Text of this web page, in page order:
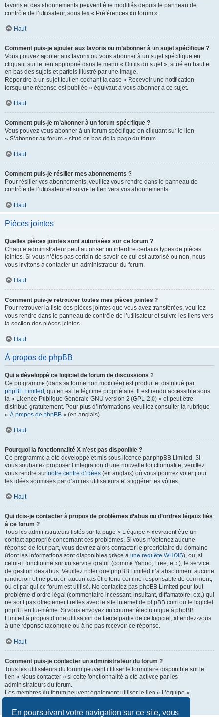
En poursuivant votre navigation sur ce site, vous
favoris et des abonnements peuvent être modifiés depuis le panneau de
contrôle de l’utilisateur, sous les « Préférences du forum ».
Haut
Comment puis-je ajouter aux favoris ou m’abonner à un sujet spécifique ?
Vous pouvez ajouter aux favoris ou vous abonner à un sujet spécifique en
cliquant sur le lien approprié dans le menu « Outils du sujet », situé en haut et
en bas des sujets et parfois illustré par une image.
Répondre à un sujet tout en cochant la case « Recevoir une notification
lorsqu’une réponse est publiée » équivaut à vous abonner à ce sujet.
Haut
Comment puis-je m’abonner à un forum spécifique ?
Vous pouvez vous abonner à un forum spécifique en cliquant sur le lien
« S’abonner au forum » situé en bas de la page du forum.
Haut
Comment puis-je résilier mes abonnements ?
Pour résilier vos abonnements, veuillez vous rendre dans le panneau de
contrôle de l’utilisateur et suivre le lien vers vos abonnements.
Haut
Pièces jointes
Quelles pièces jointes sont autorisées sur ce forum ?
Chaque administrateur peut autoriser ou interdire certains types de pièces
jointes. Si vous n’êtes pas certain de savoir ce qui est autorisé ou non, nous
vous invitons à contacter un administrateur du forum.
Haut
Comment puis-je retrouver toutes mes pièces jointes ?
Pour retrouver la liste des pièces jointes que vous avez transférées, veuillez
vous rendre dans le panneau de contrôle de l’utilisateur et suivre les liens vers
la section des pièces jointes.
Haut
À propos de phpBB
Qui a développé ce logiciel de forum de discussions ?
Ce programme (dans sa forme non modifiée) est produit et distribué par
phpBB Limited , qui en est le légitime propriétaire. Il est rendu accessible sous
la « Licence Publique Générale GNU version 2 (GPL-2.0) » et peut être
distribué gratuitement. Pour plus d’informations, veuillez consulter la rubrique
« À propos de phpBB » (en anglais).
Haut
Pourquoi la fonctionnalité X n’est pas disponible ?
Ce programme a été développé et mis sous licence par phpBB Limited. Si
vous souhaitez proposer l’intégration d’une nouvelle fonctionnalité, veuillez
vous rendre sur notre centre d’idées (en anglais) où vous pourrez voter pour
les idées soumises par d’autres utilisateurs et suggérer les vôtres.
Haut
Qui dois-je contacter à propos de problèmes d’abus ou d’ordres légaux liés
à ce forum ?
Tous les administrateurs listés sur la page « L’équipe » devraient être un
contact approprié concernant ces problèmes. Si vous n’obtenez aucune
réponse de leur part, vous devriez alors contacter le propriétaire du domaine
(dont les informations sont disponibles grâce à une requête WHOIS), ou, si
celui-ci fonctionne sur un service gratuit (comme Yahoo, Free, etc.), le service
de gestion des abus. Veuillez noter que phpBB Limited n’a absolument aucune
juridiction et ne peut en aucun cas être tenu comme responsable de comment,
où et par qui ce forum est utilisé. Ne contactez pas phpBB Limited pour tout
problème d’ordre légal (commentaire incessant, insultant, diffamatoire, etc.) qui
ne sont pas directement reliés avec le site internet de phpBB.com ou le logiciel
phpBB en lui-même. Si vous envoyez un courrier électronique à phpBB
Limited à propos d’une utilisation de tierce partie de ce logiciel, attendez-vous
à une réponse laconique ou à ne pas recevoir de réponse.
Haut
Comment puis-je contacter un administrateur du forum ?
Tous les utilisateurs du forum peuvent utiliser le formulaire disponible sur le
lien « Nous contacter » si cette fonctionnalité a été activée par les
administrateurs du forum.
Les membres du forum peuvent également utiliser le lien « L’équipe ».
Haut